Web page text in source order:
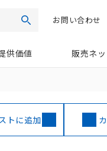
検索お問い合わせ
供価値 販売ネ
トに追加